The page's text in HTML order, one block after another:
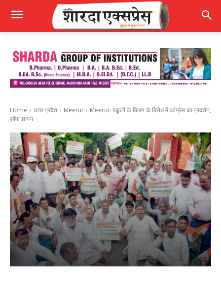
Home उत्तर प्रदेश Meerut
Meerut: स्कूलों के विलय के विरोध में कांग्रेस का प्रदर्शन,
सौंपा ज्ञापन